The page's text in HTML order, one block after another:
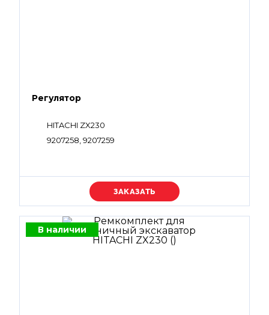
Регулятор
HITACHI ZX230
9207258, 9207259
Уточняйте цену
В наличии